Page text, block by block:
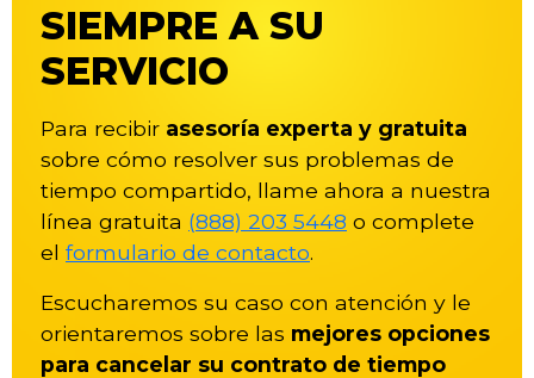
SIEMPRE A SU
SERVICIO
Para recibir asesoría experta y gratuita
sobre cómo resolver sus problemas de
tiempo compartido, llame ahora a nuestra
línea gratuita (888) 203 5448 o complete
el formulario de contacto.
Escucharemos su caso con atención y le
orientaremos sobre las mejores opciones
para cancelar su contrato de tiempo